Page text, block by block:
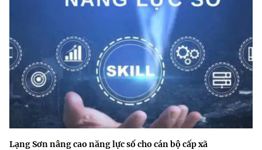
Lạng Sơn nâng cao năng lực số cho cán bộ cấp xã